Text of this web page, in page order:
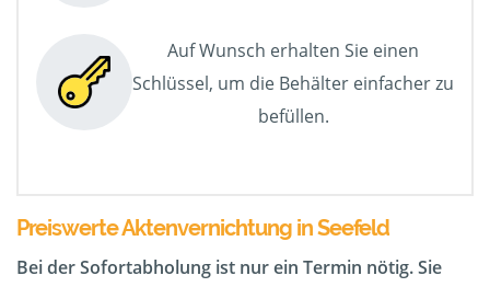
Auf Wunsch erhalten Sie einen
Schlüssel, um die Behälter einfacher zu
befüllen.
Preiswerte Aktenvernichtung in Seefeld
Bei der Sofortabholung ist nur ein Termin nötig. Sie